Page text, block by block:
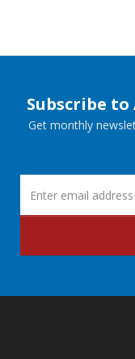
Subscribe to
Get monthly